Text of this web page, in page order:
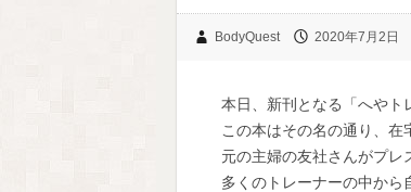
BodyQuest 2020年7月2日
本日、新刊となる「へやト
この本はその名の通り、
元の主婦の友社さんがプレ
多くのトレーナーの中から